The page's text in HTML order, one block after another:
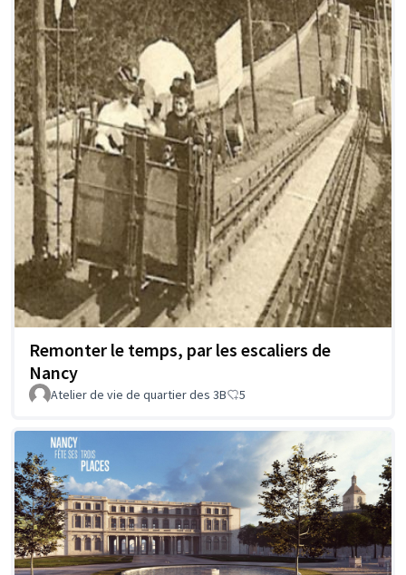
Remonter le temps, par les escaliers de
Nancy
Atelier de vie de quartier des 3B 5